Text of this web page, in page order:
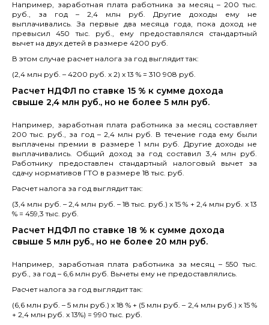
Например, заработная плата работника за месяц – 200 тыс.
руб., за год – 2,4 млн руб. Другие доходы ему не
выплачивались. За первые два месяца года, пока доход не
превысил 450 тыс. руб., ему предоставлялся стандартный
вычет на двух детей в размере 4200 руб.
В этом случае расчет налога за год выглядит так:
(2,4 млн руб. – 4200 руб. x 2) x 13 % = 310 908 руб.
Расчет НДФЛ по ставке 15 % к сумме дохода
свыше 2,4 млн руб., но не более 5 млн руб.
Например, заработная плата работника за месяц составляет
200 тыс. руб., за год – 2,4 млн руб. В течение года ему были
выплачены премии в размере 1 млн руб. Другие доходы не
выплачивались. Общий доход за год составил 3,4 млн руб.
Работнику предоставлен стандартный налоговый вычет за
сдачу нормативов ГТО в размере 18 тыс. руб.
Расчет налога за год выглядит так:
(3,4 млн руб. – 2,4 млн руб. – 18 тыс. руб.) x 15 % + 2,4 млн руб. x 13
% = 459,3 тыс. руб.
Расчет НДФЛ по ставке 18 % к сумме дохода
свыше 5 млн руб., но не более 20 млн руб.
Например, заработная плата работника за месяц – 550 тыс.
руб., за год – 6,6 млн руб. Вычеты ему не предоставлялись.
Расчет налога за год выглядит так:
(6,6 млн руб. – 5 млн руб.) x 18 % + (5 млн руб. – 2,4 млн руб.) x 15 %
+ 2,4 млн руб. x 13%) = 990 тыс. руб.